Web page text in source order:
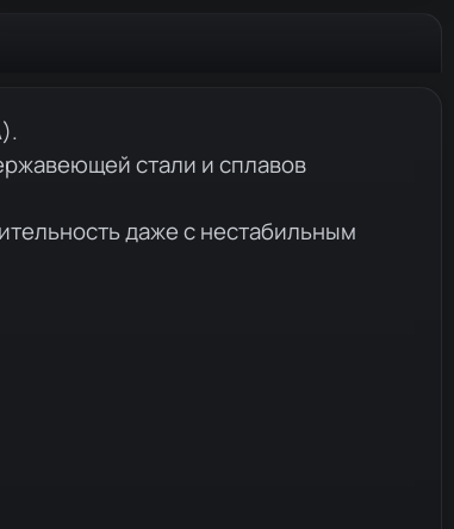
стали и сплавов
даже с нестабильным